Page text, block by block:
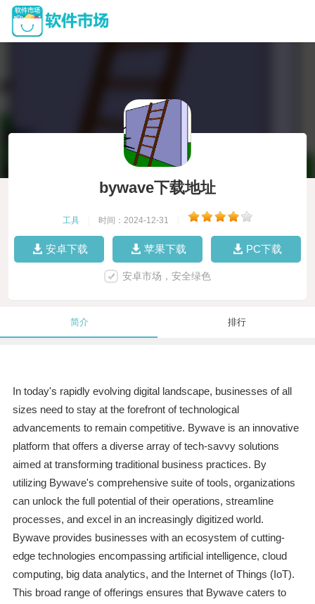
bywave下载地址
工具 时间：2024-12-31
安卓下载 苹果下载 PC下载
安卓市场，安全绿色
简介 排行
In today's rapidly evolving digital landscape, businesses of all
sizes need to stay at the forefront of technological
advancements to remain competitive. Bywave is an innovative
platform that offers a diverse array of tech-savvy solutions
aimed at transforming traditional business practices. By
utilizing Bywave's comprehensive suite of tools, organizations
can unlock the full potential of their operations, streamline
processes, and excel in an increasingly digitized world.
Bywave provides businesses with an ecosystem of cutting-
edge technologies encompassing artificial intelligence, cloud
computing, big data analytics, and the Internet of Things (IoT).
This broad range of offerings ensures that Bywave caters to